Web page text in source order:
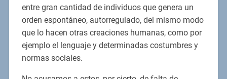
entre gran cantidad de individuos que genera un
orden espontáneo, autorregulado, del mismo modo
que lo hacen otras creaciones humanas, como por
ejemplo el lenguaje y determinadas costumbres y
normas sociales.